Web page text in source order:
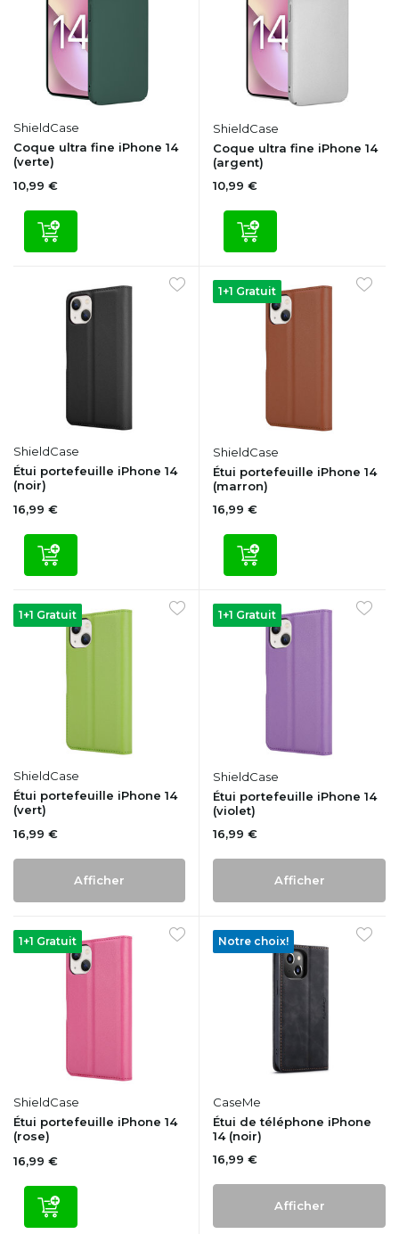
ShieldCase
Coque ultra fine iPhone 14
(verte)
10,99 €
ShieldCase
Coque ultra fine iPhone 14
(argent)
10,99 €
ShieldCase
Étui portefeuille iPhone 14
(noir)
16,99 €
1+1 Gratuit
ShieldCase
Étui portefeuille iPhone 14
(marron)
16,99 €
1+1 Gratuit
ShieldCase
Étui portefeuille iPhone 14
(vert)
16,99 €
Afficher
1+1 Gratuit
ShieldCase
Étui portefeuille iPhone 14
(violet)
16,99 €
Afficher
1+1 Gratuit
ShieldCase
Étui portefeuille iPhone 14
(rose)
16,99 €
Notre choix!
CaseMe
Étui de téléphone iPhone
14 (noir)
16,99 €
Afficher